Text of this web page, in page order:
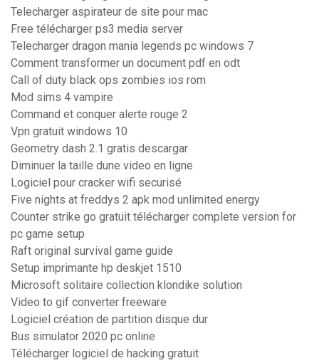
Telecharger aspirateur de site pour mac
Free télécharger ps3 media server
Telecharger dragon mania legends pc windows 7
Comment transformer un document pdf en odt
Call of duty black ops zombies ios rom
Mod sims 4 vampire
Command et conquer alerte rouge 2
Vpn gratuit windows 10
Geometry dash 2.1 gratis descargar
Diminuer la taille dune video en ligne
Logiciel pour cracker wifi securisé
Five nights at freddys 2 apk mod unlimited energy
Counter strike go gratuit télécharger complete version for
pc game setup
Raft original survival game guide
Setup imprimante hp deskjet 1510
Microsoft solitaire collection klondike solution
Video to gif converter freeware
Logiciel création de partition disque dur
Bus simulator 2020 pc online
Télécharger logiciel de hacking gratuit